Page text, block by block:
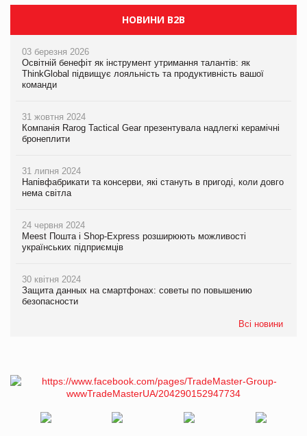
НОВИНИ B2B
03 березня 2026
Освітній бенефіт як інструмент утримання талантів: як
ThinkGlobal підвищує лояльність та продуктивність вашої
команди
31 жовтня 2024
Компанія Rarog Tactical Gear презентувала надлегкі керамічні
бронеплити
31 липня 2024
Напівфабрикати та консерви, які стануть в пригоді, коли довго
нема світла
24 червня 2024
Meest Пошта і Shop-Express розширюють можливості
українських підприємців
30 квітня 2024
Защита данных на смартфонах: советы по повышению
безопасности
Всі новини